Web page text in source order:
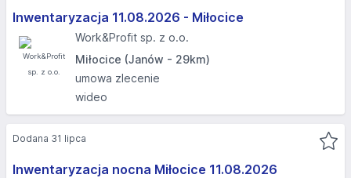
Inwentaryzacja 11.08.2026 - Miłocice
Work&Profit sp. z o.o.
Miłocice (Janów - 29km)
umowa zlecenie
wideo
Inwentaryzacja nocna Miłocice 11.08.2026​
Dodana 31 lipca